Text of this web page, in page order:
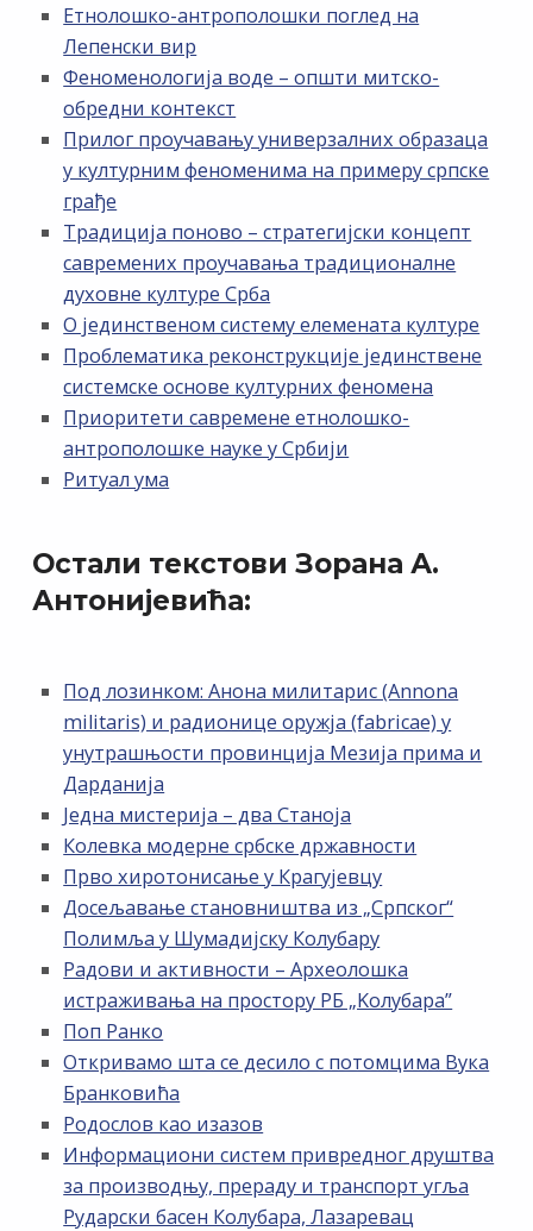
Етнолошко-антрополошки поглед на
Лепенски вир
Феноменологија воде – општи митско-
обредни контекст
Прилог проучавању универзалних образаца
у културним феноменима на примеру српске
грађе
Традиција поново – стратегијски концепт
савремених проучавања традиционалне
духовне културе Срба
О јединственом систему елемената културе
Проблематика реконструкције јединствене
системске основе културних феномена
Приоритети савремене етнолошко-
антрополошке науке у Србији
Ритуал ума
Остали текстови Зорана А.
Антонијевића:
Под лозинком: Анона милитарис (Annona
militaris) и радионице оружја (fabricae) у
унутрашњости провинција Мезија прима и
Дарданија
Једна мистерија – два Станоја
Колевка модерне србске државности
Прво хиротонисање у Крагујевцу
Досељавање становништва из „Српског“
Полимља у Шумадијску Колубару
Радови и активности – Археолошка
истраживања на простору РБ „Kолубара”
Поп Ранко
Откривамо шта се десило с потомцима Вука
Бранковића
Родослов као изазов
Информациони систем привредног друштва
за производњу, прераду и транспорт угља
Рударски басен Колубара, Лазаревац